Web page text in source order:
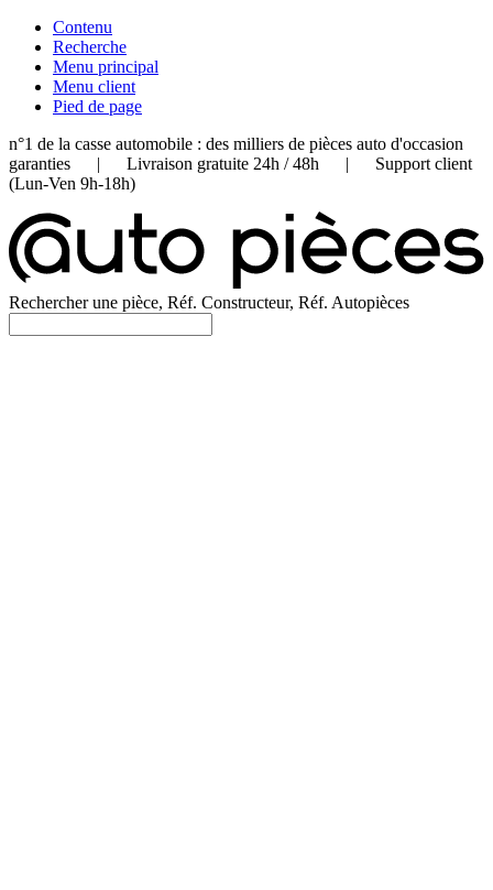
Contenu
Recherche
Menu principal
Menu client
Pied de page
n°1 de la casse automobile : des milliers de pièces auto d'occasion
garanties | Livraison gratuite 24h / 48h | Support client
(Lun-Ven 9h-18h)
Rechercher une pièce, Réf. Constructeur, Réf. Autopièces